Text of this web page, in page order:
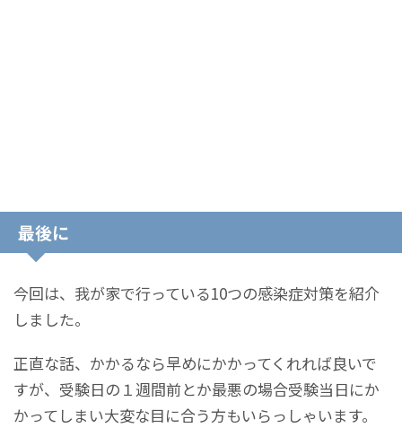
最後に
今回は、我が家で行っている10つの感染症対策を紹介
しました。
正直な話、かかるなら早めにかかってくれれば良いで
すが、受験日の１週間前とか最悪の場合受験当日にか
かってしまい大変な目に合う方もいらっしゃいます。